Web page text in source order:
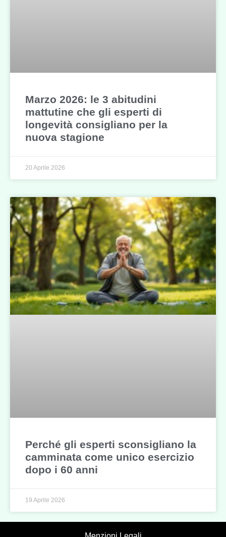
Marzo 2026: le 3 abitudini
mattutine che gli esperti di
longevità consigliano per la
nuova stagione
20 Aprile 2026
Perché gli esperti sconsigliano la
camminata come unico esercizio
dopo i 60 anni
19 Aprile 2026